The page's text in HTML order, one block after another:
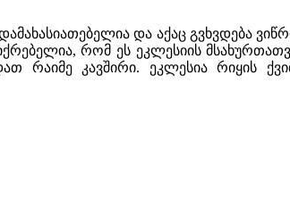
და აქაც გვხვდება
რომ ეს ეკლესიის
რაიმე კავშირი. ეკლესია რიყის